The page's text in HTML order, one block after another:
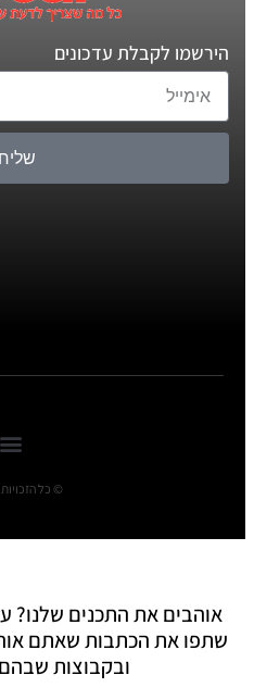
הירשמו לקבלת עדכונים
שליחה
© כל הזכויות
אוהבים את התכנים שלנו?
שתפו את הכתבות שאתם
ובקבוצות